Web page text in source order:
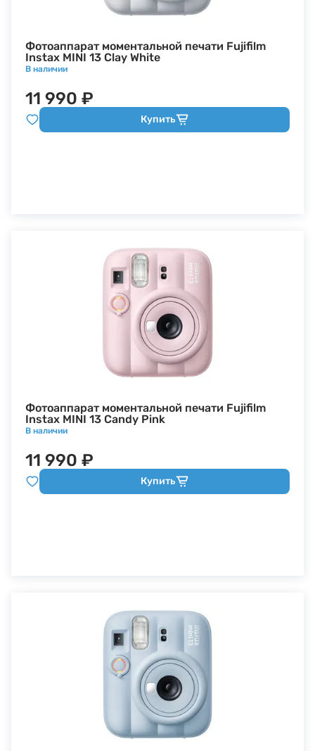
Фотоаппарат моментальной печати Fujifilm
Instax MINI 13 Clay White
В наличии
11 990 ₽
Купить
Фотоаппарат моментальной печати Fujifilm
Instax MINI 13 Candy Pink
В наличии
11 990 ₽
Купить